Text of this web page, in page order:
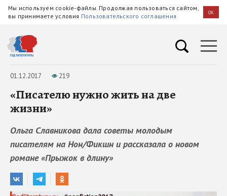
Мы используем cookie-файлы. Продолжая пользоваться сайтом,
вы принимаете условия Пользовательского соглашения OK
01.12.2017 219
«Писателю нужно жить на две
жизни»
Ольга Славникова дала советы молодым
писателям на Нон/Фикшн и рассказала о новом
романе «Прыжок в длину»